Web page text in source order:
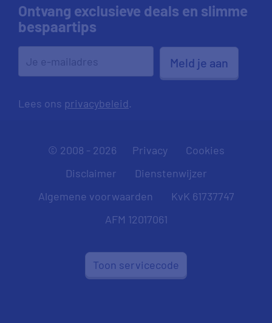
Ontvang exclusieve deals en slimme
bespaartips
Meld je aan
Lees ons privacybeleid.
© 2008 - 2026 Privacy
Cookies
Disclaimer
Dienstenwijzer
Algemene voorwaarden
KvK 61737747
AFM 12017061
Toon servicecode